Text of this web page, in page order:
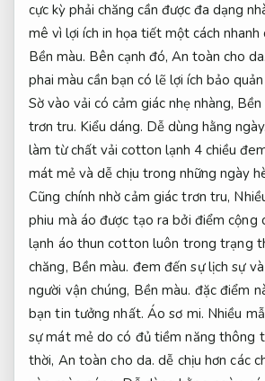
cực kỳ phải chăng cần được đa dạng
mê vì lợi ích in họa tiết một cách nhanh
Bền màu. Bên cạnh đó, An toàn cho da.
phai màu cần bạn có lẽ lợi ích bảo
Sờ vào vải có cảm giác nhẹ nhàng, Bền
trơn tru. Kiểu dáng. Dễ dùng hằng ngày.
làm từ chất vải cotton lạnh 4 chiều
mát mẻ và dễ chịu trong những ngày
Cũng chính nhờ cảm giác trơn tru,
phiu mà áo được tạo ra bởi điểm cộng
lạnh áo thun cotton luôn trong trạng
chăng, Bền màu. đem đến sự lịch sự
người vận chúng, Bền màu. đặc điểm
bạn tin tưởng nhất. Áo sơ mi. Nhiều
sự mát mẻ do có đủ tiềm năng thông
thời, An toàn cho da. dễ chịu hơn các